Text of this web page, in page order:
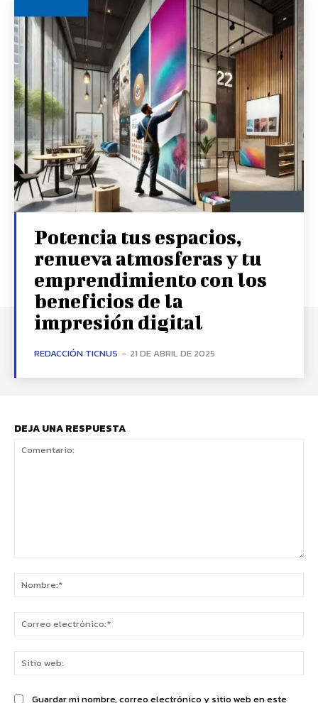
Potencia tus espacios,
renueva atmosferas y tu
emprendimiento con los
beneficios de la
impresión digital
REDACCIÓN TICNUS - 21 DE ABRIL DE 2025
DEJA UNA RESPUESTA
Guardar mi nombre, correo electrónico y sitio web en este